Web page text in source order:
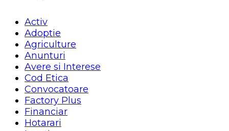
Activ
Adoptie
Agriculture
Anunturi
Avere si Interese
Cod Etica
Convocatoare
Factory Plus
Financiar
Hotarari